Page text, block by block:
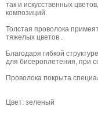
так и искусственных
композиций.
Толстая проволока
тяжелых цветов .
Благодаря гибкой
для бисероплетения, при
Проволока покрыта
Цвет: зеленый